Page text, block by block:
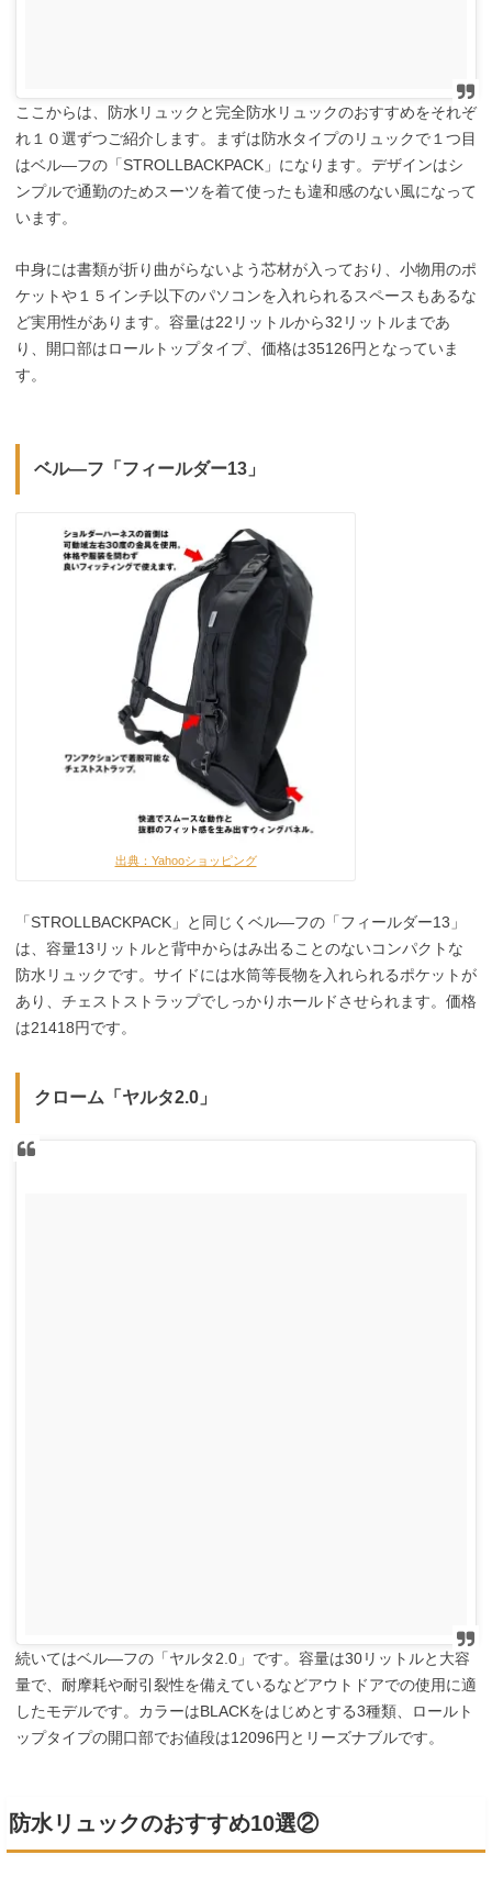
ここからは、防水リュックと完全防水リュックのおすすめをそれぞ
れ１０選ずつご紹介します。まずは防水タイプのリュックで１つ目
はベル―フの「STROLLBACKPACK」になります。デザインはシ
ンプルで通勤のためスーツを着て使ったも違和感のない風になって
います。
中身には書類が折り曲がらないよう芯材が入っており、小物用のポ
ケットや１５インチ以下のパソコンを入れられるスペースもあるな
ど実用性があります。容量は22リットルから32リットルまであ
り、開口部はロールトップタイプ、価格は35126円となっていま
す。
ベル―フ「フィールダー13」
出典：Yahooショッピング
「STROLLBACKPACK」と同じくベル―フの「フィールダー13」
は、容量13リットルと背中からはみ出ることのないコンパクトな
防水リュックです。サイドには水筒等長物を入れられるポケットが
あり、チェストストラップでしっかりホールドさせられます。価格
は21418円です。
クローム「ヤルタ2.0」
続いてはベル―フの「ヤルタ2.0」です。容量は30リットルと大容
量で、耐摩耗や耐引裂性を備えているなどアウトドアでの使用に適
したモデルです。カラーはBLACKをはじめとする3種類、ロールト
ップタイプの開口部でお値段は12096円とリーズナブルです。
防水リュックのおすすめ10選②